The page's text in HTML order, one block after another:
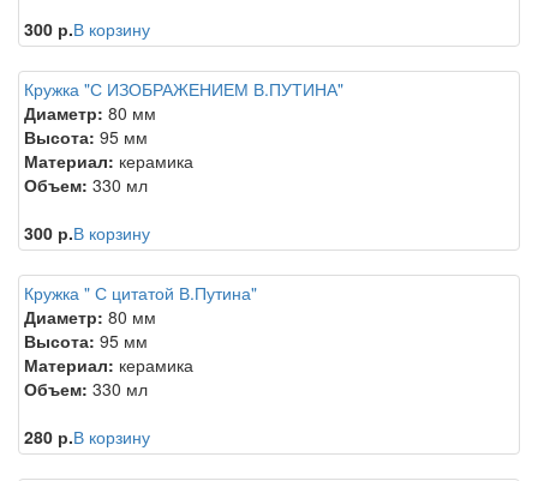
300 р.В корзину
Кружка "С ИЗОБРАЖЕНИЕМ В.ПУТИНА"
Диаметр: 80 мм
Высота: 95 мм
Материал: керамика
Объем: 330 мл
300 р.В корзину
Кружка " С цитатой В.Путина"
Диаметр: 80 мм
Высота: 95 мм
Материал: керамика
Объем: 330 мл
280 р.В корзину